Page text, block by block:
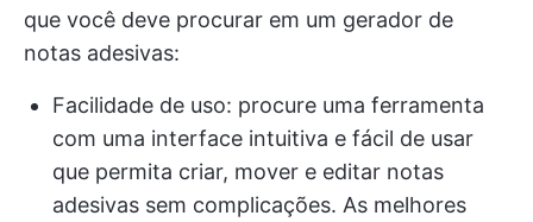
que você deve procurar em um gerador de
notas adesivas:
Facilidade de uso: procure uma ferramenta
com uma interface intuitiva e fácil de usar
que permita criar, mover e editar notas
adesivas sem complicações. As melhores